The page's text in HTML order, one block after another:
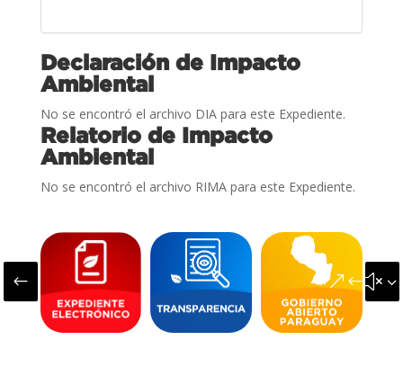
Declaración de Impacto
Ambiental
No se encontró el archivo DIA para este Expediente.
Relatorio de Impacto
Ambiental
No se encontró el archivo RIMA para este Expediente.
#